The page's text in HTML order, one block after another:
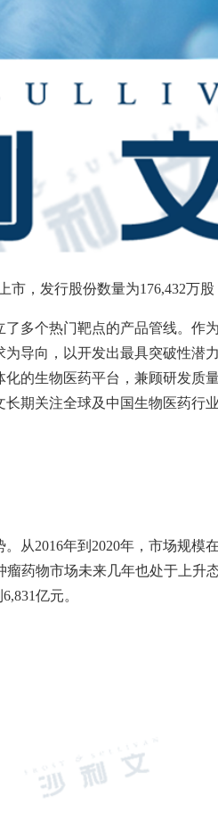
市，发行股份数量为176,432万股
多个热门靶点的产品管线。作
导向，以开发出最具突破性潜
的生物医药平台，兼顾研发质
期关注全球及中国生物医药行
。从2016年到 2020年，市场规模在
瘤药物市场未来几年也处于上升
6,831亿元。